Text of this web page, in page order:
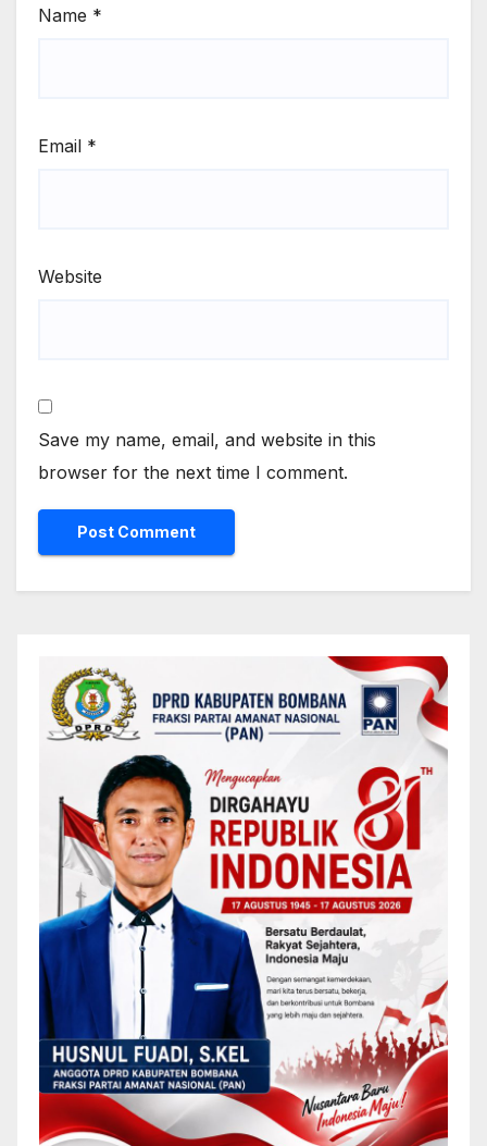
Name *
Email *
Website
Save my name, email, and website in this
browser for the next time I comment.